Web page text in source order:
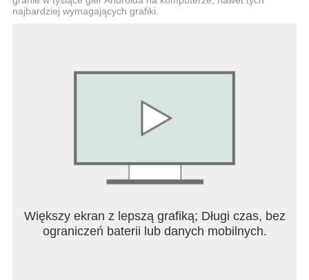
trudność i baw się dobrze! Koloruj z pomocą liczb
do tworzenia grafik z pikseli!
Gra kolorowanka 3D. Kolorowanie obiektów 3D z
kolorowania.
jednego dotknięcia ekranu. Pokaż wszystkim, że
uwielbiasz gry kolorowanki!
najbardziej wymagających grafiki.
Większy ekran z lepszą grafiką; Długi czas, bez
ograniczeń baterii lub danych mobilnych.